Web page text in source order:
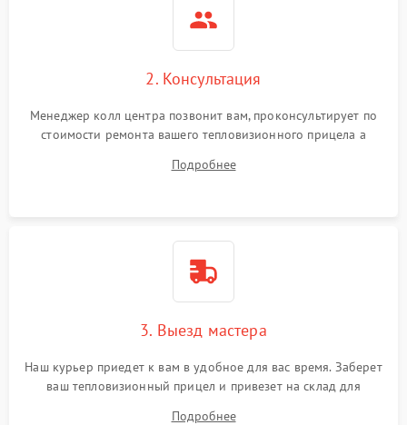
2. Консультация
Менеджер колл центра позвонит вам, проконсультирует по
стоимости ремонта вашего тепловизионного прицела а
Подробнее
3. Выезд мастера
Наш курьер приедет к вам в удобное для вас время. Заберет
ваш тепловизионный прицел и привезет на склад для
Подробнее